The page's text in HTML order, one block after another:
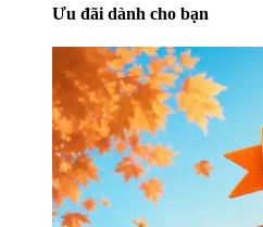
Ưu đãi dành cho bạn